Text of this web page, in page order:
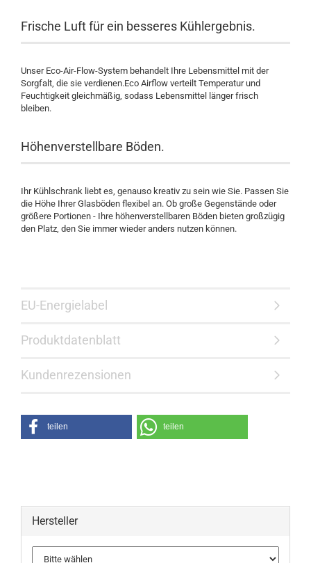
Frische Luft für ein besseres Kühlergebnis.
Unser Eco-Air-Flow-System behandelt Ihre Lebensmittel mit der
Sorgfalt, die sie verdienen.Eco Airflow verteilt Temperatur und
Feuchtigkeit gleichmäßig, sodass Lebensmittel länger frisch
bleiben.
Höhenverstellbare Böden.
Ihr Kühlschrank liebt es, genauso kreativ zu sein wie Sie. Passen Sie
die Höhe Ihrer Glasböden flexibel an. Ob große Gegenstände oder
größere Portionen - Ihre höhenverstellbaren Böden bieten großzügig
den Platz, den Sie immer wieder anders nutzen können.
EU-Energielabel
Produktdatenblatt
Kundenrezensionen
teilen teilen
Hersteller